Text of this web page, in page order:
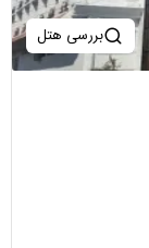
بررسی هتل